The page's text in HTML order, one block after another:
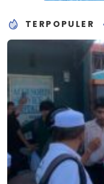
TERPOPULER